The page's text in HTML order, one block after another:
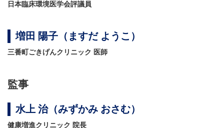
日本臨床環境医学会評議員
増田 陽子（ますだ ようこ）
三番町ごきげんクリニック 医師
監事
水上 治（みずかみ おさむ）
健康増進クリニック 院長